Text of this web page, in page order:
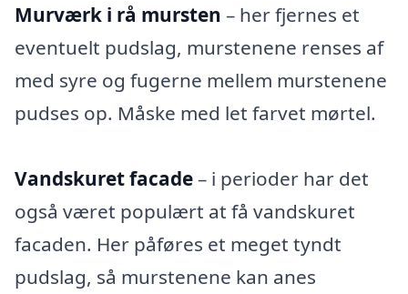
Murværk i rå mursten – her fjernes et
eventuelt pudslag, murstenene renses af
med syre og fugerne mellem murstenene
pudses op. Måske med let farvet mørtel.
Vandskuret facade– i perioder har det
også været populært at få vandskuret
facaden. Her påføres et meget tyndt
pudslag, så murstenene kan anes